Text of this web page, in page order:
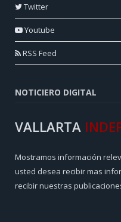
Twitter
Youtube
RSS Feed
NOTICIERO DIGITAL
VALLARTA
Mostramos información
usted desea recibir mas
recibir nuestras